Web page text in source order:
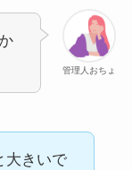
管理人おちょ
大きいで